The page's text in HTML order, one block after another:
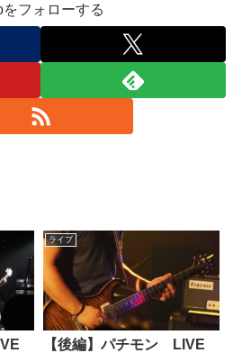
をフォローする
ライブ
【後編】パチモン LIVE